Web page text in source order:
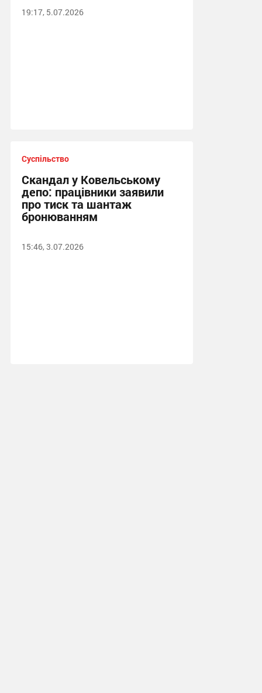
19:17, 5.07.2026
Суспільство
Скандал у Ковельському
депо: працівники заявили
про тиск та шантаж
бронюванням
15:46, 3.07.2026